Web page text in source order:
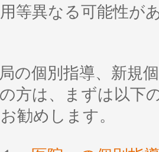
等異なる可能性が
の個別指導、新規
方は、まずは以下
勧めします。